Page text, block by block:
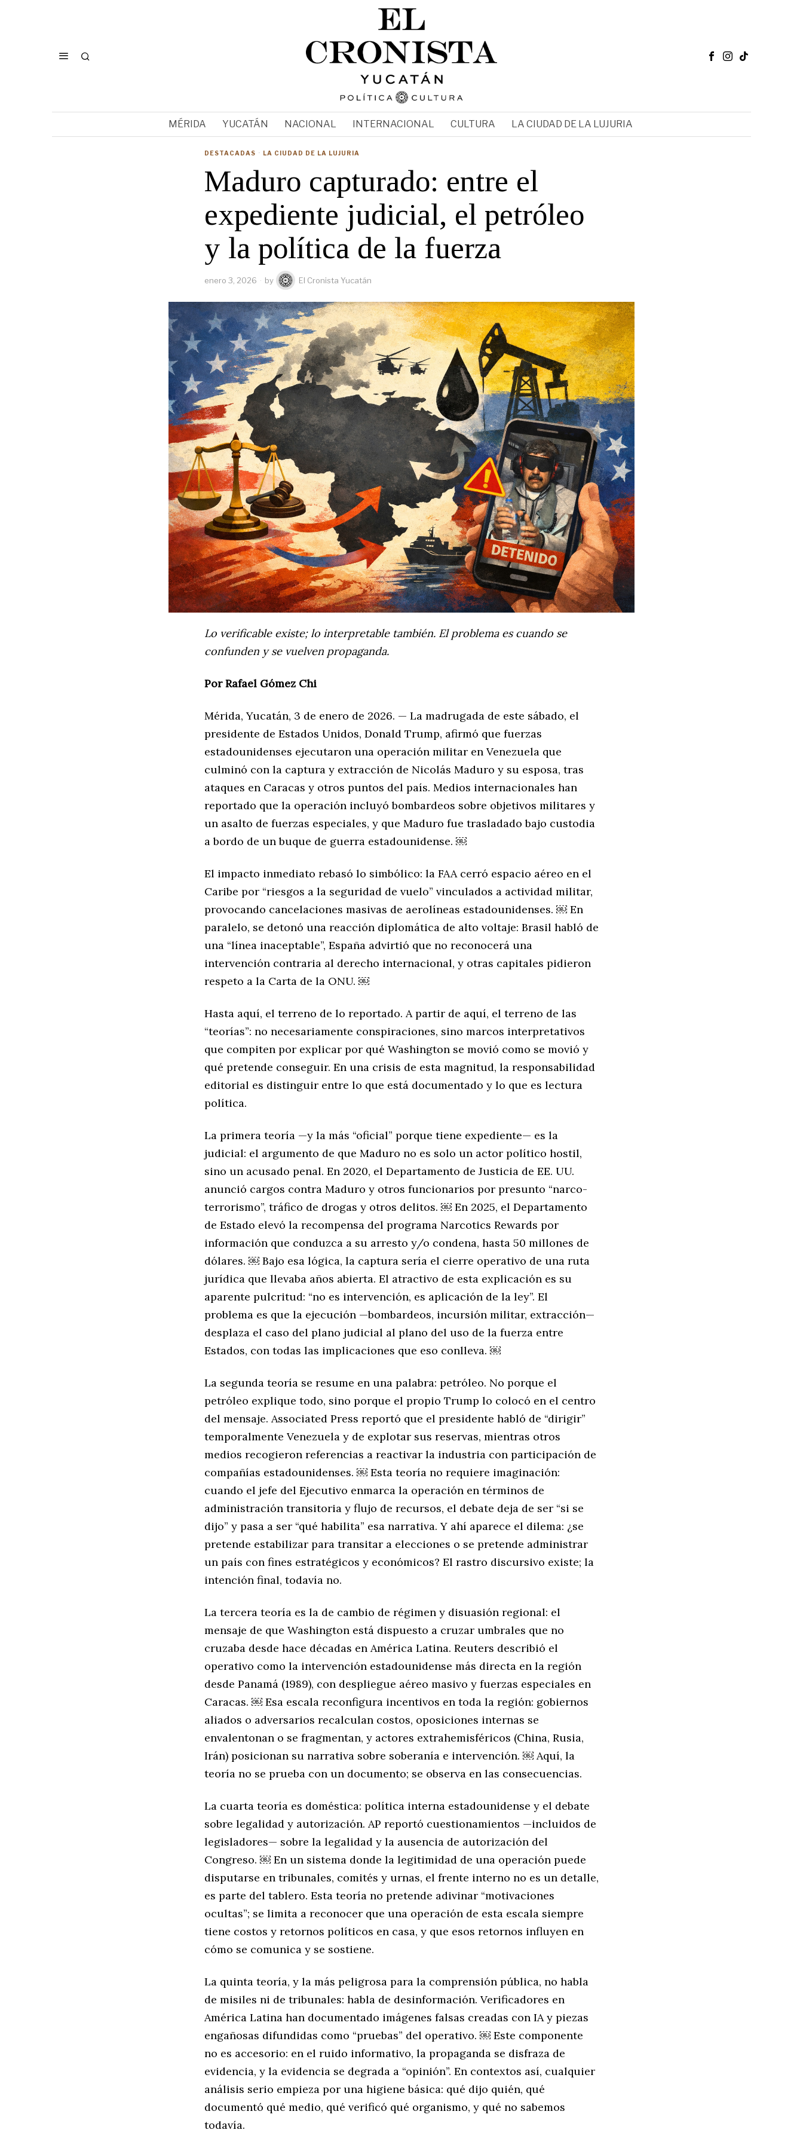
MÉRIDA YUCATÁN NACIONAL INTERNACIONAL CULTURA LA CIUDAD DE LA LUJURIA
DESTACADAS · LA CIUDAD DE LA LUJURIA
Maduro capturado: entre el
expediente judicial, el petróleo
y la política de la fuerza
enero 3, 2026 by El Cronista Yucatán
Lo verificable existe; lo interpretable también. El problema es cuando se
confunden y se vuelven propaganda.
Por Rafael Gómez Chi
Mérida, Yucatán, 3 de enero de 2026. — La madrugada de este sábado, el
presidente de Estados Unidos, Donald Trump, afirmó que fuerzas
estadounidenses ejecutaron una operación militar en Venezuela que
culminó con la captura y extracción de Nicolás Maduro y su esposa, tras
ataques en Caracas y otros puntos del país. Medios internacionales han
reportado que la operación incluyó bombardeos sobre objetivos militares y
un asalto de fuerzas especiales, y que Maduro fue trasladado bajo custodia
a bordo de un buque de guerra estadounidense. ￼
El impacto inmediato rebasó lo simbólico: la FAA cerró espacio aéreo en el
Caribe por “riesgos a la seguridad de vuelo” vinculados a actividad militar,
provocando cancelaciones masivas de aerolíneas estadounidenses. ￼ En
paralelo, se detonó una reacción diplomática de alto voltaje: Brasil habló de
una “línea inaceptable”, España advirtió que no reconocerá una
intervención contraria al derecho internacional, y otras capitales pidieron
respeto a la Carta de la ONU. ￼
Hasta aquí, el terreno de lo reportado. A partir de aquí, el terreno de las
“teorías”: no necesariamente conspiraciones, sino marcos interpretativos
que compiten por explicar por qué Washington se movió como se movió y
qué pretende conseguir. En una crisis de esta magnitud, la responsabilidad
editorial es distinguir entre lo que está documentado y lo que es lectura
política.
La primera teoría —y la más “oficial” porque tiene expediente— es la
judicial: el argumento de que Maduro no es solo un actor político hostil,
sino un acusado penal. En 2020, el Departamento de Justicia de EE. UU.
anunció cargos contra Maduro y otros funcionarios por presunto “narco-
terrorismo”, tráfico de drogas y otros delitos. ￼ En 2025, el Departamento
de Estado elevó la recompensa del programa Narcotics Rewards por
información que conduzca a su arresto y/o condena, hasta 50 millones de
dólares. ￼ Bajo esa lógica, la captura sería el cierre operativo de una ruta
jurídica que llevaba años abierta. El atractivo de esta explicación es su
aparente pulcritud: “no es intervención, es aplicación de la ley”. El
problema es que la ejecución —bombardeos, incursión militar, extracción—
desplaza el caso del plano judicial al plano del uso de la fuerza entre
Estados, con todas las implicaciones que eso conlleva. ￼
La segunda teoría se resume en una palabra: petróleo. No porque el
petróleo explique todo, sino porque el propio Trump lo colocó en el centro
del mensaje. Associated Press reportó que el presidente habló de “dirigir”
temporalmente Venezuela y de explotar sus reservas, mientras otros
medios recogieron referencias a reactivar la industria con participación de
compañías estadounidenses. ￼ Esta teoría no requiere imaginación:
cuando el jefe del Ejecutivo enmarca la operación en términos de
administración transitoria y flujo de recursos, el debate deja de ser “si se
dijo” y pasa a ser “qué habilita” esa narrativa. Y ahí aparece el dilema: ¿se
pretende estabilizar para transitar a elecciones o se pretende administrar
un país con fines estratégicos y económicos? El rastro discursivo existe; la
intención final, todavía no.
La tercera teoría es la de cambio de régimen y disuasión regional: el
mensaje de que Washington está dispuesto a cruzar umbrales que no
cruzaba desde hace décadas en América Latina. Reuters describió el
operativo como la intervención estadounidense más directa en la región
desde Panamá (1989), con despliegue aéreo masivo y fuerzas especiales en
Caracas. ￼ Esa escala reconfigura incentivos en toda la región: gobiernos
aliados o adversarios recalculan costos, oposiciones internas se
envalentonan o se fragmentan, y actores extrahemisféricos (China, Rusia,
Irán) posicionan su narrativa sobre soberanía e intervención. ￼ Aquí, la
teoría no se prueba con un documento; se observa en las consecuencias.
La cuarta teoría es doméstica: política interna estadounidense y el debate
sobre legalidad y autorización. AP reportó cuestionamientos —incluidos de
legisladores— sobre la legalidad y la ausencia de autorización del
Congreso. ￼ En un sistema donde la legitimidad de una operación puede
disputarse en tribunales, comités y urnas, el frente interno no es un detalle,
es parte del tablero. Esta teoría no pretende adivinar “motivaciones
ocultas”; se limita a reconocer que una operación de esta escala siempre
tiene costos y retornos políticos en casa, y que esos retornos influyen en
cómo se comunica y se sostiene.
La quinta teoría, y la más peligrosa para la comprensión pública, no habla
de misiles ni de tribunales: habla de desinformación. Verificadores en
América Latina han documentado imágenes falsas creadas con IA y piezas
engañosas difundidas como “pruebas” del operativo. ￼ Este componente
no es accesorio: en el ruido informativo, la propaganda se disfraza de
evidencia, y la evidencia se degrada a “opinión”. En contextos así, cualquier
análisis serio empieza por una higiene básica: qué dijo quién, qué
documentó qué medio, qué verificó qué organismo, y qué no sabemos
todavía.